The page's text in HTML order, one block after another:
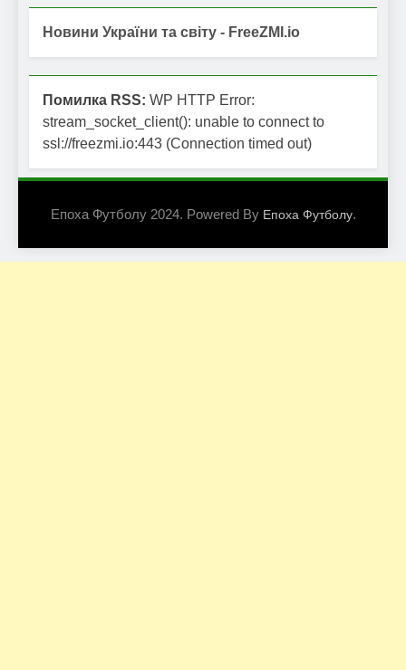
Новини України та світу - FreeZMI.io
Помилка RSS: WP HTTP Error:
stream_socket_client(): unable to connect to
ssl://freezmi.io:443 (Connection timed out)
Епоха Футболу 2024. Powered By Епоха Футболу.